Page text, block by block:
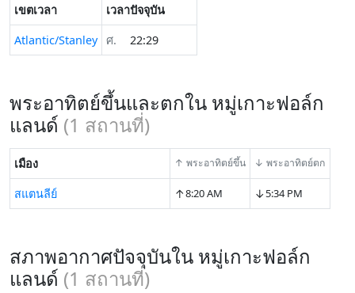
เขตเวลา
เวลาปัจจุบัน
Atlantic/Stanley ศ. 22:29
พระอาทิตย์ขึ้นและตกใน หมู่เกาะฟอล์ก
แลนด์ (1 สถานที่)
เมือง ↑ พระอาทิตย์ขึ้น ↓ พระอาทิตย์ตก
สแตนลีย์ ↑8:20 AM ↓5:34 PM
สภาพอากาศปัจจุบันใน หมู่เกาะฟอล์ก
แลนด์ (1 สถานที่)